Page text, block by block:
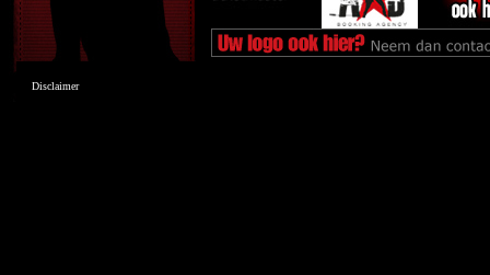
Disclaimer